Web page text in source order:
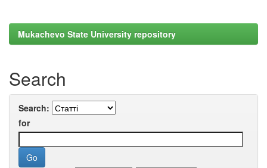
Mukachevo State University repository
Search
Search:
for